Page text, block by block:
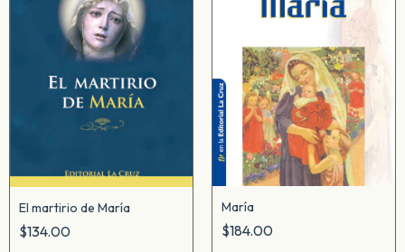
El martirio de María
$134.00
María
$184.00